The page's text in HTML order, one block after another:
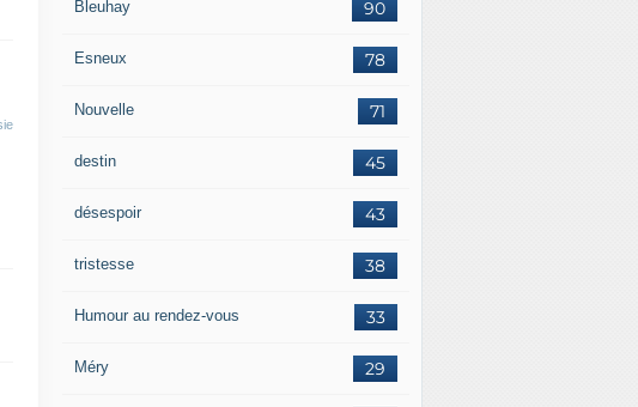
90
Bleuhay
78
Esneux
71
Nouvelle
45
destin
43
désespoir
38
tristesse
33
Humour au rendez-vous
29
Méry